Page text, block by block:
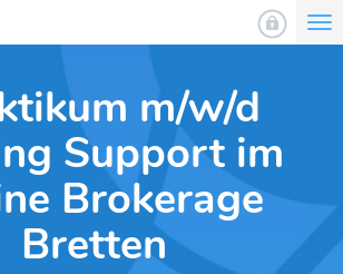
m/w/d
Support im
Brokerage
Bretten